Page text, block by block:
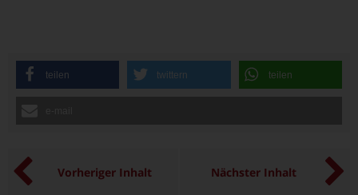
teilen twittern teilen
Vorheriger Inhalt Nächster Inhalt